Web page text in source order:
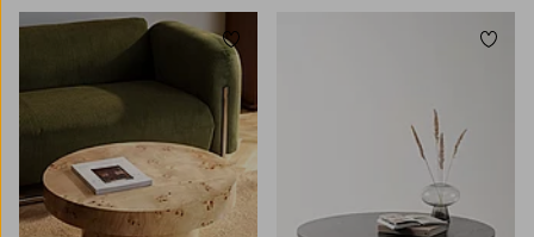
Zu Favoriten hinzufügen Zu